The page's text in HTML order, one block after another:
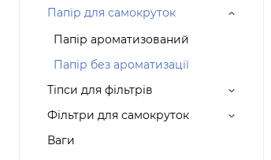
Папір для самокруток
Папір ароматизований
Папір без ароматизації
Тіпси для фільтрів
Фільтри для самокруток
Ваги